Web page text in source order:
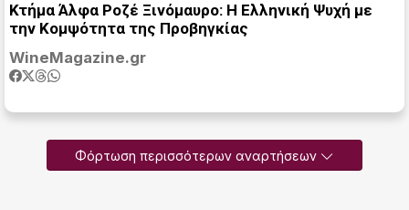
Κτήμα Άλφα Ροζέ Ξινόμαυρο: Η Ελληνική Ψυχή με
την Κομψότητα της Προβηγκίας
WineMagazine.gr
Φόρτωση περισσότερων αναρτήσεων